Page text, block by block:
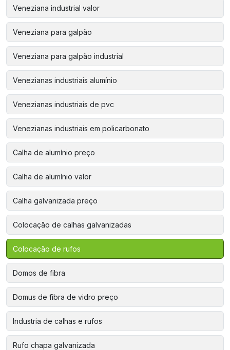
Veneziana industrial valor
Veneziana para galpão
Veneziana para galpão industrial
Venezianas industriais alumínio
Venezianas industriais de pvc
Venezianas industriais em policarbonato
Calha de alumínio preço
Calha de alumínio valor
Calha galvanizada preço
Colocação de calhas galvanizadas
Colocação de rufos
Domos de fibra
Domus de fibra de vidro preço
Industria de calhas e rufos
Rufo chapa galvanizada